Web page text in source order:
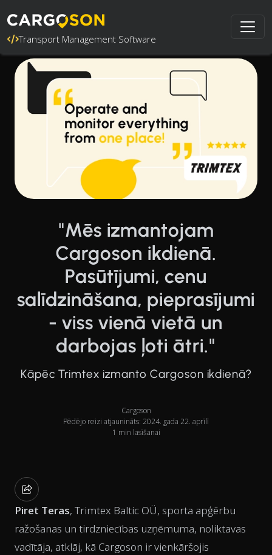
Transport Management Software
"Mēs izmantojam
Cargoson ikdienā.
Pasūtījumi, cenu
salīdzināšana, pieprasījumi
- viss vienā vietā un
darbojas ļoti ātri."
Kāpēc Trimtex izmanto Cargoson ikdienā?
Cargoson
Pēdējo reizi atjaunināts: 2024. gada 22. aprīlī
1 min lasīšanai
Piret Teras, Trimtex Baltic OÜ, sporta apģērbu
ražošanas un tirdzniecības uzņēmuma, noliktavas
vadītāja, atklāj, kā Cargoson ir vienkāršojis